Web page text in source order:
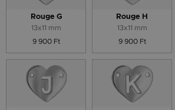
Rouge G
13x11 mm
9 900 Ft
Rouge H
13x11 mm
9 900 Ft